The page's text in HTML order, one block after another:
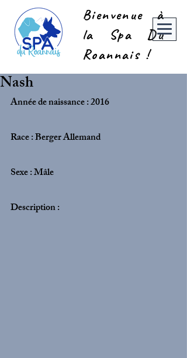
Bienvenue à
la Spa Du
Roannais !
Nash
Année de naissance : 2016
Race : Berger Allemand
Sexe : Mâle
Description :